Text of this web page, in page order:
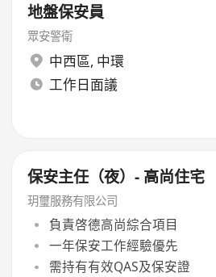
地盤保安員
眾安警衛
中西區, 中環
工作日面議
保安主任（夜）- 高尚住宅
玥璽服務有限公司
負責啓德高尚綜合項目
一年保安工作經驗優先
需持有有效QAS及保安證